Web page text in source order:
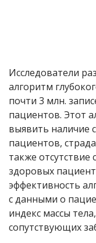
Исследователи
алгоритм
почти 3 млн.
пациентов. Этот
выявить наличие
пациентов,
также отсутствие
здоровых
эффективность
с данными о
индекс массы
сопутствующих